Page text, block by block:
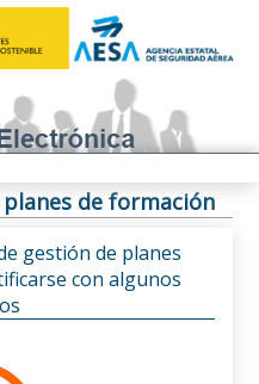
de formación
gestión de planes
con algunos